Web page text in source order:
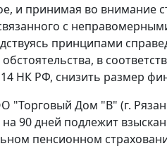
и принимая во внимание
с
принципами
в
НК РФ, снизить размер
"Торговый Дом "В" (г.
90 дней подлежит
пенсионном